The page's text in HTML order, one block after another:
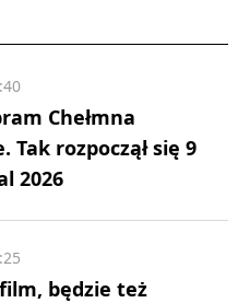
Chełmna
Tak rozpoczął się 9
2026
będzie też